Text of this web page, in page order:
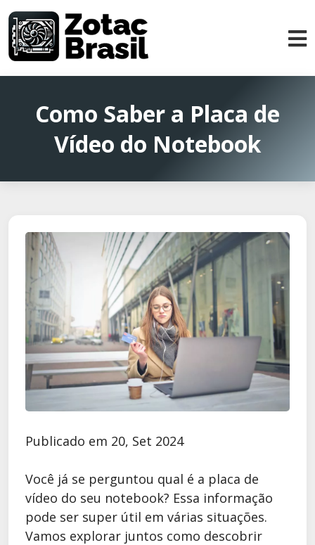
Como Saber a Placa de
Vídeo do Notebook
Publicado em 20, Set 2024
Você já se perguntou qual é a placa de
vídeo do seu notebook? Essa informação
pode ser super útil em várias situações.
Vamos explorar juntos como descobrir